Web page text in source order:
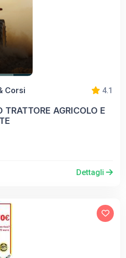
Corsi 4.1
TRATTORE AGRICOLO E
Dettagli